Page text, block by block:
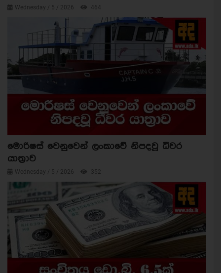
Wednesday / 5 / 2026 464
මොරිෂස් වෙනුවෙන් ලංකාවේ නිපදවූ ධීවර
යාත්‍රාව
Wednesday / 5 / 2026 352